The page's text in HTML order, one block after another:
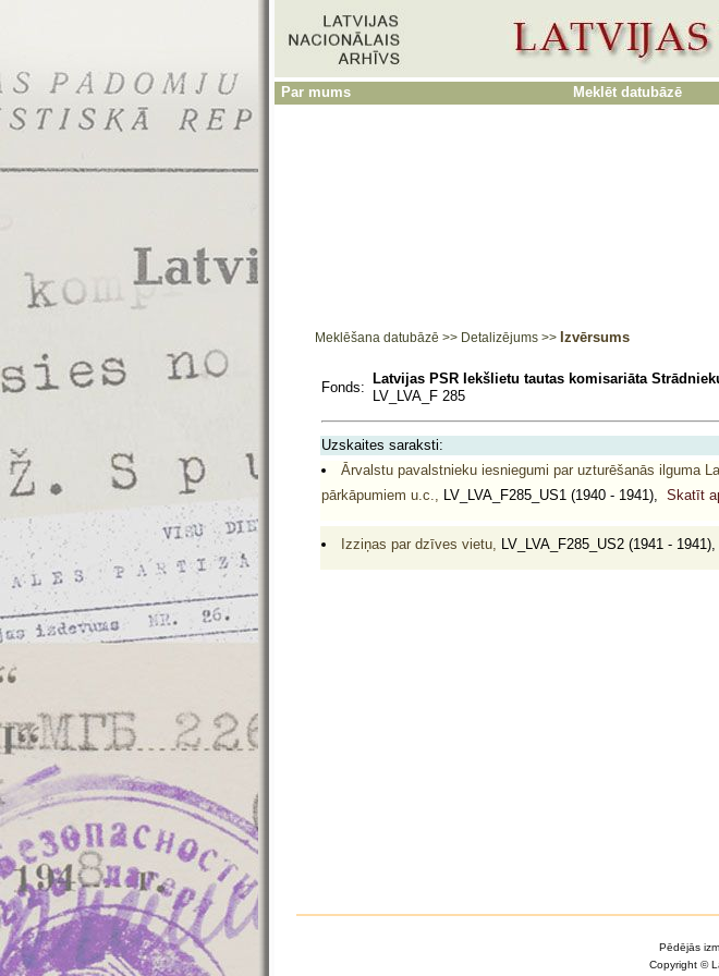
Par mums Meklēt datubāzē
Meklēšana datubāzē >> Detalizējums >> Izvērsums
Fonds:
Latvijas PSR Iekšlietu tautas komisariāta
LV_LVA_F 285
Uzskaites saraksti:
Ārvalstu pavalstnieku iesniegumi par uzturēšanās ilguma
pārkāpumiem u.c., LV_LVA_F285_US1 (1940 - 1941), Skatīt
Izziņas par dzīves vietu, LV_LVA_F285_US2 (1941 - 1941),
Pēdējās
Copyright ©